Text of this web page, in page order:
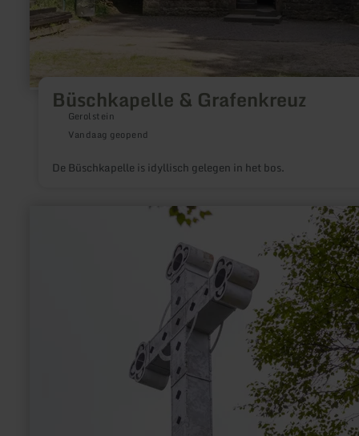
Büschkapelle & Grafenkreuz
Gerolstein
Vandaag geopend
De Büschkapelle is idyllisch gelegen in het bos.